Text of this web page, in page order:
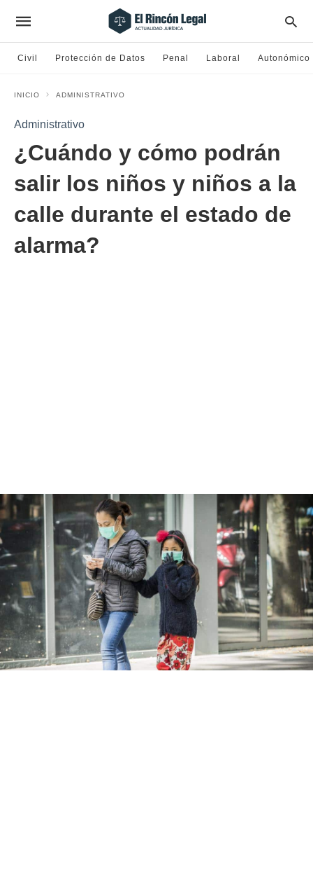
Civil Protección de Datos Penal Laboral Autonómico
INICIO ADMINISTRATIVO
Administrativo
¿Cuándo y cómo podrán
salir los niños y niños a la
calle durante el estado de
alarma?